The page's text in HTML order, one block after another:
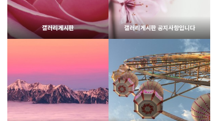
1894
02-07
웹사이팅
갤러리게시판
1919
02-06
웹사이팅
갤러리게시판 공지사항입니다